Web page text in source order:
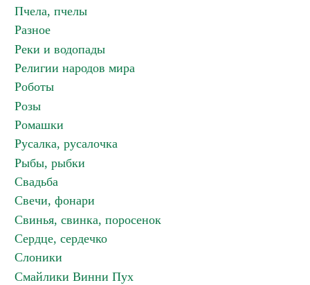
Пчела, пчелы
Разное
Реки и водопады
Религии народов мира
Роботы
Розы
Ромашки
Русалка, русалочка
Рыбы, рыбки
Свадьба
Свечи, фонари
Свинья, свинка, поросенок
Сердце, сердечко
Слоники
Смайлики Винни Пух